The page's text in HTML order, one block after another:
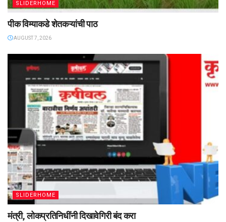
SLIDERHOME
पीक विम्याकडे शेतकऱ्यांची पाठ
AUGUST 7, 2026
SLIDERHOME
मंत्री, लोकप्रतिनिधींनी दिखावेगिरी बंद करा